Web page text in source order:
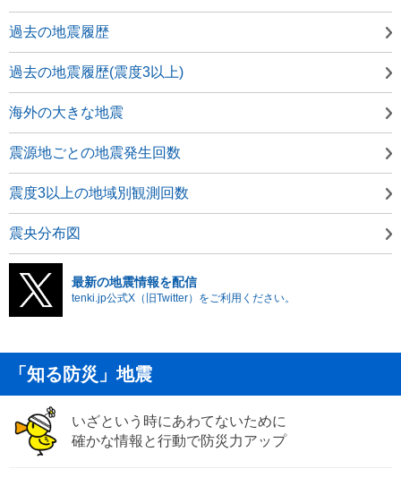
過去の地震履歴
過去の地震履歴(震度3以上)
海外の大きな地震
震源地ごとの地震発生回数
震度3以上の地域別観測回数
震央分布図
最新の地震情報を配信
tenki.jp公式X（旧Twitter）をご利用ください。
「知る防災」地震
いざという時にあわてないために
確かな情報と行動で防災力アップ